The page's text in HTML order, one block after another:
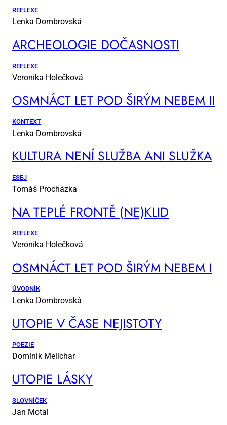
REFLEXE
Lenka Dombrovská
AR­CHE­O­LO­GIE DO­ČAS­NOS­TI
REFLEXE
Veronika Holečková
OSM­NÁCT LET POD ŠI­RÝM NE­BEM II
KONTEXT
Lenka Dombrovská
KUL­TU­RA NE­NÍ SLUŽ­BA ANI SLUŽ­KA
ESEJ
Tomáš Procházka
NA TEP­LÉ FRON­TĚ (NE)KLID
REFLEXE
Veronika Holečková
OSM­NÁCT LET POD ŠI­RÝM NE­BEM I
ÚVODNÍK
Lenka Dombrovská
UTO­PIE V ČA­SE NE­JIS­TO­TY
POEZIE
Dominik Melichar
UTO­PIE LÁS­KY
SLOVNÍČEK
Jan Motal